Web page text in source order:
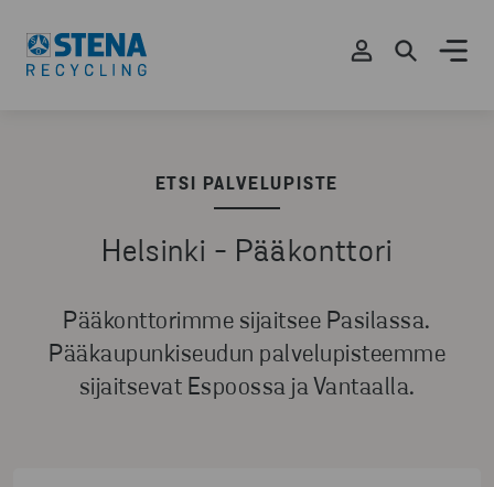
ETSI PALVELUPISTE
Helsinki - Pääkonttori
Pääkonttorimme sijaitsee Pasilassa.
Pääkaupunkiseudun palvelupisteemme
sijaitsevat Espoossa ja Vantaalla.